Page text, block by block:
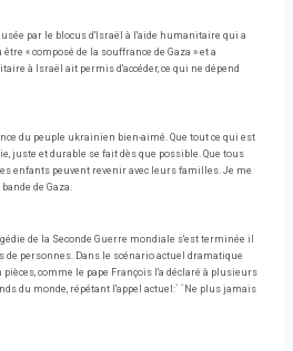
par le blocus d'Israël à l'aide humanitaire qui a
« composé de la souffrance de Gaza » et a
à Israël ait permis d'accéder, ce qui ne dépend
du peuple ukrainien bien-aimé. Que tout ce qui est
juste et durable se fait dès que possible. Que tous
enfants peuvent revenir avec leurs familles. Je me
de Gaza.
de la Seconde Guerre mondiale s'est terminée il
de personnes. Dans le scénario actuel dramatique
comme le pape François l'a déclaré à plusieurs
du monde, répétant l'appel actuel:` `Ne plus jamais